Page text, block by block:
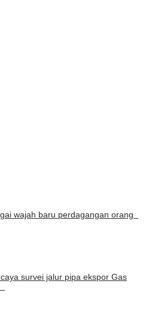
wajah baru perdagangan orang
survei jalur pipa ekspor Gas